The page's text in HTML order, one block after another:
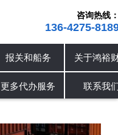
咨询热线
136-4275-
报关和船务
更多代办服务
关于鸿裕
联系我
办理出口权